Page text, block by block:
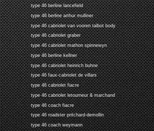
type 46 berline lancefield
type 46 berline arthur mulliner
type 46 cabriolet van vooren talbot body
type 46 cabriolet graber
type 46 cabriolet mathon spinnewyn
type 46 berline kellner
type 46 cabriolet heinrich buhne
type 46 faux-cabriolet de villars
type 46 cabriolet fiacre
type 46 cabriolet letourneur & marchand
type 46 coach fiacre
type 46 roadster pritchard-demollin
type 46 coach weymann